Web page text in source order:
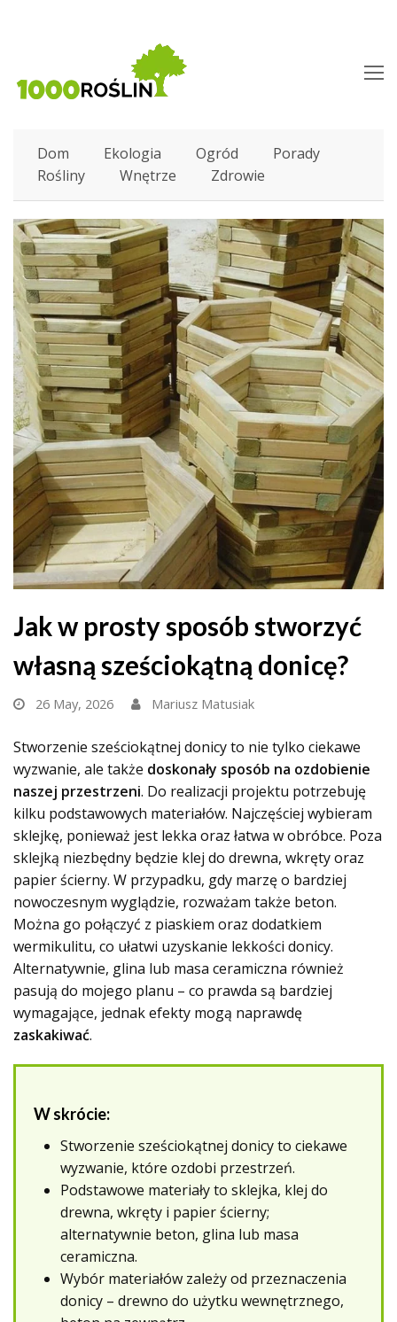
Dom Ekologia Ogród
Porady
Rośliny
Wnętrze Zdrowie
Jak w prosty sposób stworzyć
własną sześciokątną donicę?
26 May, 2026 Mariusz Matusiak
Stworzenie sześciokątnej donicy to nie tylko ciekawe
wyzwanie, ale także doskonały sposób na ozdobienie
naszej przestrzeni. Do realizacji projektu potrzebuję
kilku podstawowych materiałów. Najczęściej wybieram
sklejkę, ponieważ jest lekka oraz łatwa w obróbce. Poza
sklejką niezbędny będzie klej do drewna, wkręty oraz
papier ścierny. W przypadku, gdy marzę o bardziej
nowoczesnym wyglądzie, rozważam także beton.
Można go połączyć z piaskiem oraz dodatkiem
wermikulitu, co ułatwi uzyskanie lekkości donicy.
Alternatywnie, glina lub masa ceramiczna również
pasują do mojego planu – co prawda są bardziej
wymagające, jednak efekty mogą naprawdę
zaskakiwać.
W skrócie:
Stworzenie sześciokątnej donicy to ciekawe
wyzwanie, które ozdobi przestrzeń.
Podstawowe materiały to sklejka, klej do
drewna, wkręty i papier ścierny;
alternatywnie beton, glina lub masa
ceramiczna.
Wybór materiałów zależy od przeznaczenia
donicy – drewno do użytku wewnętrznego,